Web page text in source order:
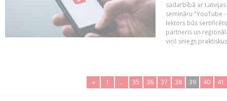
sadarbībā ar
semināru "YouTube
lektors būs
partneris un
viņš sniegs
« 1 .. 35 36 37 38 39 40 41